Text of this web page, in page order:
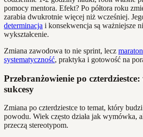
pomocy mentora. Efekt? Po półtora roku
zarabia dwukrotnie więcej niż wcześniej.
determinacja i konsekwencja są ważniejsze
wykształcenie.
Zmiana zawodowa to nie sprint, lecz maraton
systematyczność, praktyka i gotowość na
Przebranżowienie po
sukcesy
Zmiana po czterdziestce to temat, który
powodu. Wiek często działa jak wymówka,
przeczą stereotypom.